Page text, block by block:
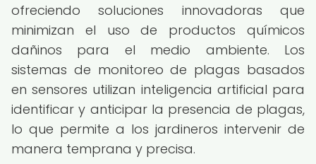
ofreciendo soluciones innovadoras que
minimizan el uso de productos químicos
dañinos para el medio ambiente. Los
sistemas de monitoreo de plagas basados
en sensores utilizan inteligencia artificial para
identificar y anticipar la presencia de plagas,
lo que permite a los jardineros intervenir de
manera temprana y precisa.